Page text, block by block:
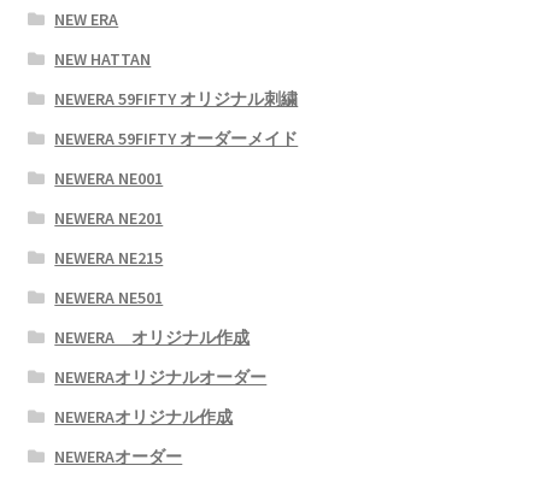
NEW ERA
NEW HATTAN
NEWERA 59FIFTY オリジナル刺繍
NEWERA 59FIFTY オーダーメイド
NEWERA NE001
NEWERA NE201
NEWERA NE215
NEWERA NE501
NEWERA オリジナル作成
NEWERAオリジナルオーダー
NEWERAオリジナル作成
NEWERAオーダー